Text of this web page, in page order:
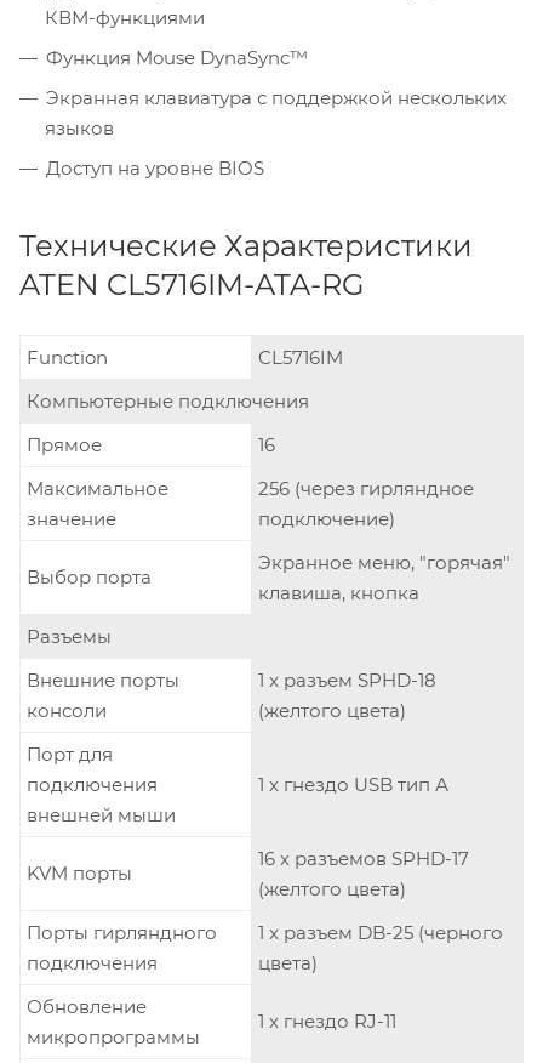
КВМ-функциями
Функция Mouse DynaSync™
Экранная клавиатура с поддержкой нескольких
языков
Доступ на уровне BIOS
Технические Характеристики
ATEN CL5716IM-ATA-RG
Function
CL5716IM
Компьютерные подключения
Прямое
16
Максимальное
значение
256 (через гирляндное
подключение)
Выбор порта
Экранное меню, "горячая"
клавиша, кнопка
Разъемы
Внешние порты
консоли
1 x разъем SPHD-18
(желтого цвета)
Порт для
подключения
внешней мыши
1 x гнездо USB тип А
KVM порты
16 x разъемов SPHD-17
(желтого цвета)
Порты гирляндного
подключения
1 x разъем DB-25 (черного
цвета)
Обновление
микропрограммы
1 x гнездо RJ-11